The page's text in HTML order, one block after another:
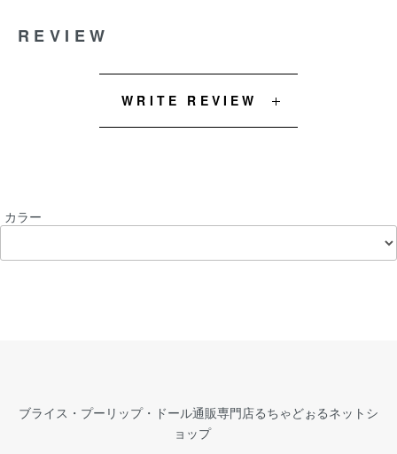
REVIEW
WRITE REVIEW
カラー
ブライス・プーリップ・ドール通販専門店るちゃどぉるネットシ
ョップ